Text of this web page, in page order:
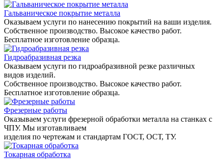
Гальваническое покрытие металла
Оказываем услуги по нанесению покрытий на ваши изделия.
Собственное производство. Высокое качество работ.
Бесплатное изготовление образца.
Гидроабразивная резка
Оказываем услуги по гидроабразивной резке различных
видов изделий.
Собственное производство. Высокое качество работ.
Бесплатное изготовление образца.
Фрезерные работы
Оказываем услуги фрезерной обработки металла на станках с
ЧПУ. Мы изготавливаем
изделия по чертежам и стандартам ГОСТ, ОСТ, ТУ.
Токарная обработка